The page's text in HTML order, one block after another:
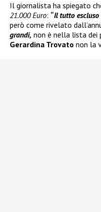
Il giornalista ha spiegato
21.000 Euro: “Il tutto
però come rivelato
grandi, non è nella lista dei
Gerardina Trovato non la